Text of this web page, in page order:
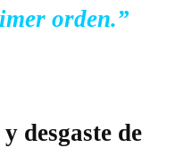
orden.”
desgaste de